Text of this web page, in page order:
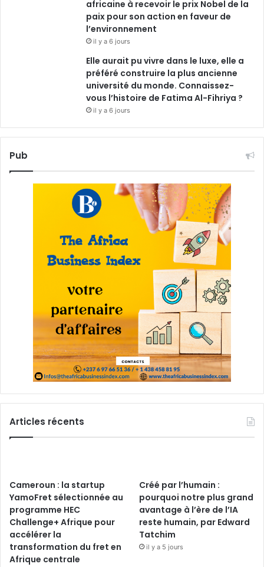
africaine à recevoir le prix Nobel de la
paix pour son action en faveur de
l’environnement
il y a 6 jours
Elle aurait pu vivre dans le luxe, elle a
préféré construire la plus ancienne
université du monde. Connaissez-
vous l’histoire de Fatima Al-Fihriya ?
il y a 6 jours
Pub
Articles récents
Cameroun : la startup
YamoFret sélectionnée au
programme HEC
Challenge+ Afrique pour
accélérer la
transformation du fret en
Afrique centrale
Créé par l’humain :
pourquoi notre plus grand
avantage à l’ère de l’IA
reste humain, par Edward
Tatchim
il y a 5 jours